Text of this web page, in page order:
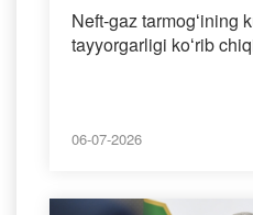
Neft-gaz tarmogʻining
tayyorgarligi koʻrib
06-07-2026